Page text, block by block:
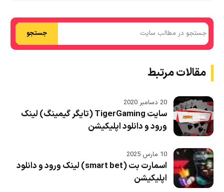
جستجو
مقالات مرتبط
20 دسامبر 2020
سایت TigerGaming (تایگر گیمینگ) لینک
ورود و دانلود اپلیکیشن
10 مارس 2025
اسمارت بت (smart bet) لینک ورود و دانلود
اپلیکیشن